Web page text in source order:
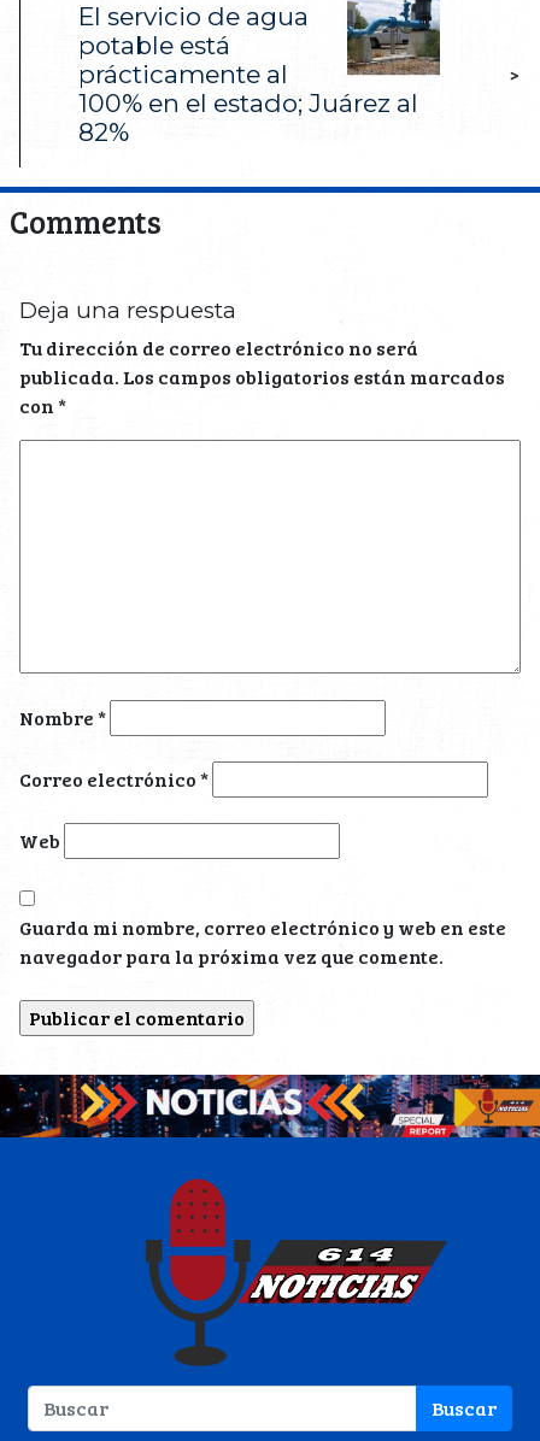
El servicio de agua
potable está
prácticamente al
100% en el estado; Juárez al
82%
>
Comments
Deja una respuesta
Tu dirección de correo electrónico no será
publicada. Los campos obligatorios están marcados
con*
Nombre*
Correo electrónico*
Web
Guarda mi nombre, correo electrónico y web en este
navegador para la próxima vez que comente.